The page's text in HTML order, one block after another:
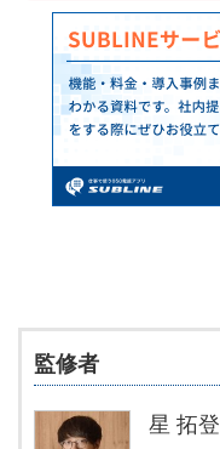
監修者
星 拓登